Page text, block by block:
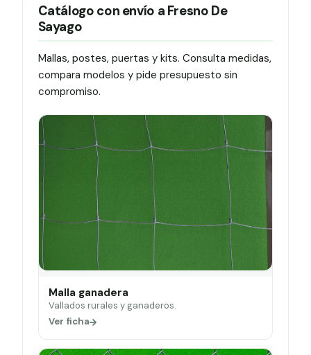
Catálogo con envío a Fresno De
Sayago
Mallas, postes, puertas y kits. Consulta medidas,
compara modelos y pide presupuesto sin
compromiso.
Malla ganadera
Vallados rurales y ganaderos.
Ver ficha